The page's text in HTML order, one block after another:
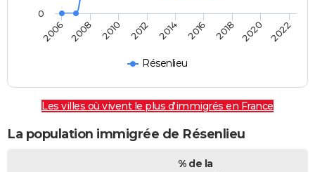
Résenlieu
2006 2008 2010 2012 2014 2016 2018 2020 2022
0
Les villes où vivent le plus d'immigrés en France
La population immigrée de Résenlieu
% de la